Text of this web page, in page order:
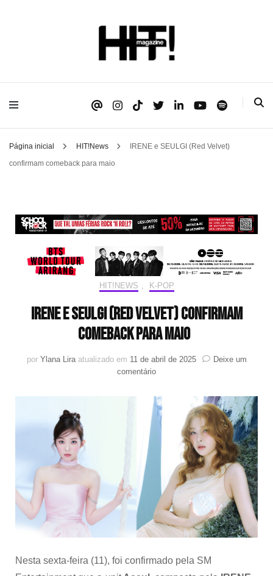
HIT!Magazine
Página inicial HIT!News
IRENE e SEULGI (Red Velvet)
confirmam comeback para maio
HIT!NEWS K-POP
IRENE e SEULGI (Red Velvet) confirmam
comeback para maio
por Ylana Lira atualizado em 11 de abril de 2025
Deixe um
comentárioem
e
SEULGI
(Red
confirmam
comeback
maio
Nesta sexta-feira (11), foi confirmado pela SM